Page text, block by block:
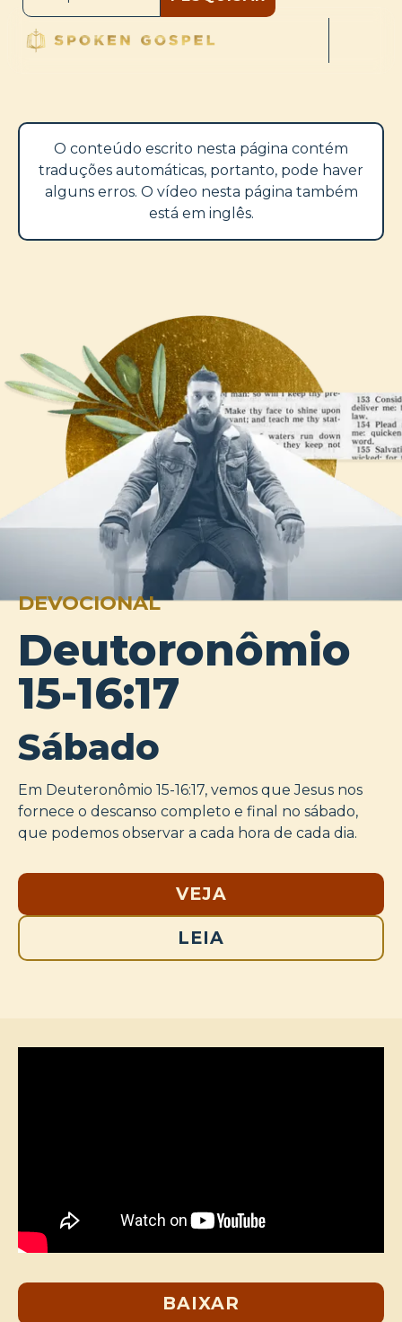
O conteúdo escrito nesta página contém
traduções automáticas, portanto, pode haver
alguns erros. O vídeo nesta página também
está em inglês.
DEVOCIONAL
Deutoronômio
15-16:17
Sábado
Em Deuteronômio 15-16:17, vemos que Jesus nos
fornece o descanso completo e final no sábado,
que podemos observar a cada hora de cada dia.
VEJA
LEIA
BAIXAR